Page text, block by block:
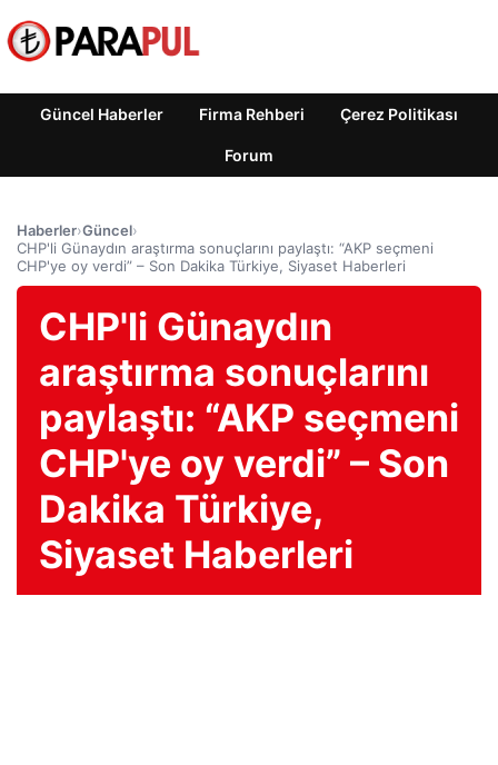
Güncel Haberler Firma Rehberi Çerez Politikası
Forum
Haberler›Güncel›
CHP'li Günaydın araştırma sonuçlarını paylaştı: “AKP seçmeni
CHP'ye oy verdi” – Son Dakika Türkiye, Siyaset Haberleri
CHP'li Günaydın
araştırma sonuçlarını
paylaştı: “AKP seçmeni
CHP'ye oy verdi” – Son
Dakika Türkiye,
Siyaset Haberleri